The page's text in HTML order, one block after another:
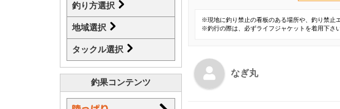
釣り方選択
地域選択
タックル選択
釣果コンテンツ
※現地に釣り禁止の看板のある場所や、釣り禁止
※釣行の際は、必ずライフジャケットを着用下さい
なぎ丸